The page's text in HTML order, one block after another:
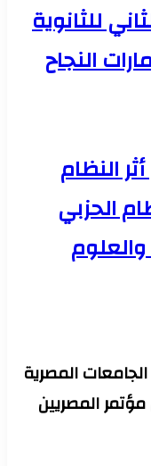
للثانوية
النجاح
النظام
الحزبي
المصرية
المصريين